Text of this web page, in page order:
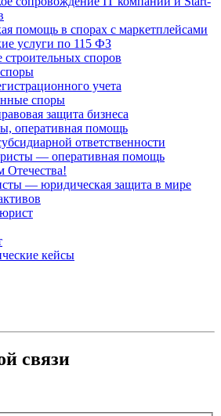
помощь в спорах с маркетплейсами
услуги по 115 ФЗ
строительных споров
учета
споры
защита бизнеса
оперативная помощь
ответственности
— оперативная помощь
Отечества!
— юридическая защита в мире
кейсы
связи